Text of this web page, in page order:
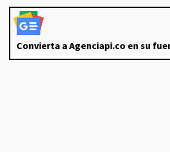
Convierta a Agenciapi.co en su